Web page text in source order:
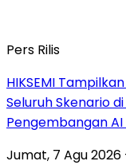
Pers Rilis
HIKSEMI
Seluruh Skenario
Pengembangan
Jumat, 7 Agu 2026